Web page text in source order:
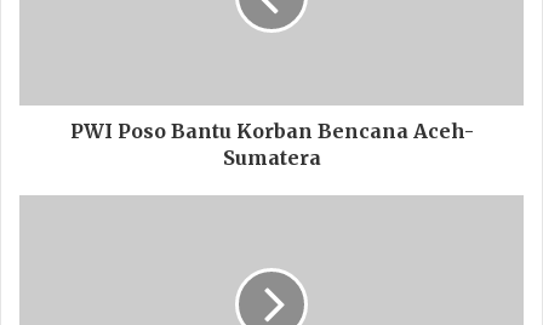
PWI Poso Bantu Korban Bencana Aceh-
Sumatera